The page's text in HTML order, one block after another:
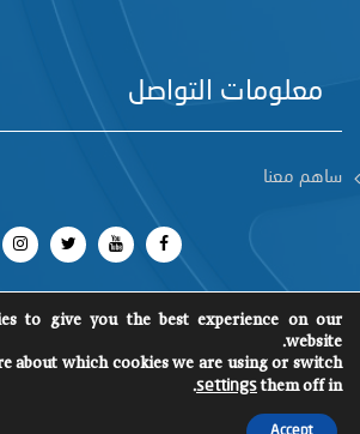
معلومات التواصل
ساهم معنا
جميع الحقوق محفوظة 2018 SCM
©
to give you the best experience on our
website.
about which cookies we are using or switch
them off in
settings
.